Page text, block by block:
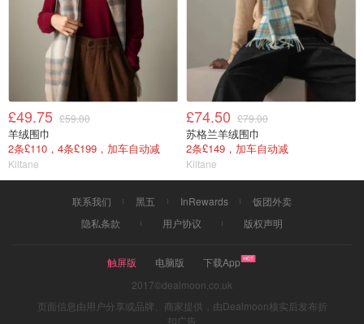
£49.75 £59.00
羊绒围巾
2条£110，4条£199，加车自动减
Kiltane
£74.50 £79.00
苏格兰羊绒围巾
2条£149，加车自动减
Kiltane
联系我们 黑五 InRewards
饭团外卖
隐私条款
用户协议 版权声明
触屏版 电脑版
下载App
2017©dealmoon.co.uk
页面信息由用户分享或品牌、商家提供，由Dealmoon核实后发布折
扣广告